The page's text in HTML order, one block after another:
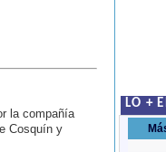
la compañía
Cosquín y
LO +